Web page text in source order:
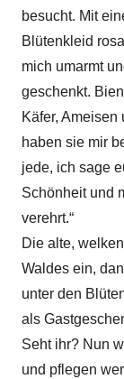
besucht. Mit
Blütenkleid
mich umarmt
geschenkt.
Käfer,
haben sie mir
jede, ich sage
Schönheit und
verehrt.“
Die alte,
Waldes ein,
unter den
als
Seht ihr? Nun
und pflegen